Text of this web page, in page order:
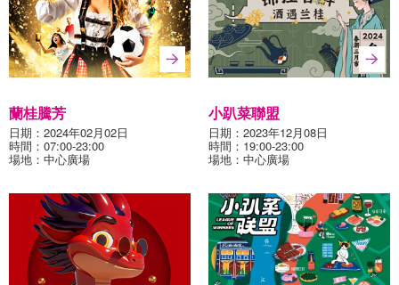
蘭桂騰芳
日期：2024年02月02日
時間：07:00-23:00
場地：中心廣場
小趴菜聯盟
日期：2023年12月08日
時間：19:00-23:00
場地：中心廣場